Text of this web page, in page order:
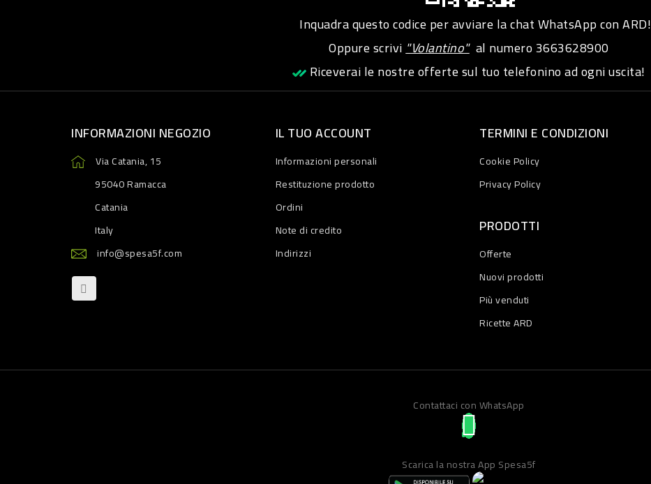
Inquadra questo codice per avviare la chat WhatsApp con ARD!
Oppure scrivi"Volantino"al numero3663628900
Riceverai le nostre offerte sul tuo telefonino ad ogni uscita!
INFORMAZIONI NEGOZIO
Via Catania, 15
95040 Ramacca
Catania
Italy
info@spesa5f.com
IL TUO ACCOUNT
Informazioni personali
Restituzione prodotto
Ordini
Note di credito
Indirizzi
TERMINI E CONDIZIONI
Cookie Policy
Privacy Policy
PRODOTTI
Offerte
Nuovi prodotti
Più venduti
Ricette ARD
Contattaci con WhatsApp
Scarica la nostra App Spesa5f